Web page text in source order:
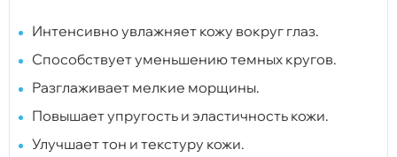
Интенсивно увлажняет кожу вокруг глаз.
Способствует уменьшению темных кругов.
Разглаживает мелкие морщины.
Повышает упругость и эластичность кожи.
Улучшает тон и текстуру кожи.